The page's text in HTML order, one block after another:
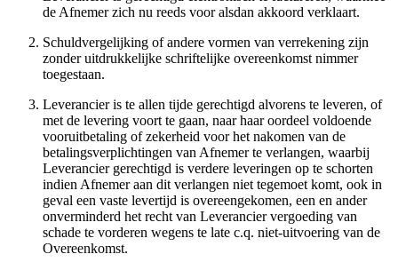
de Afnemer zich nu reeds voor alsdan akkoord verklaart.
Schuldvergelijking of andere vormen van verrekening zijn
zonder uitdrukkelijke schriftelijke overeenkomst nimmer
toegestaan.
Leverancier is te allen tijde gerechtigd alvorens te leveren, of
met de levering voort te gaan, naar haar oordeel voldoende
vooruitbetaling of zekerheid voor het nakomen van de
betalingsverplichtingen van Afnemer te verlangen, waarbij
Leverancier gerechtigd is verdere leveringen op te schorten
indien Afnemer aan dit verlangen niet tegemoet komt, ook in
geval een vaste levertijd is overeengekomen, een en ander
onverminderd het recht van Leverancier vergoeding van
schade te vorderen wegens te late c.q. niet-uitvoering van de
Overeenkomst.